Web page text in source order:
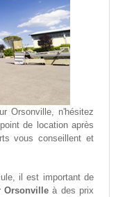
Orsonville, n'hésitez
de location après
vous conseillent et
il est important de
Orsonville à des prix